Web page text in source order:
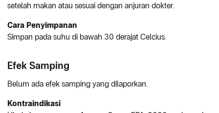
setelah makan atau sesuai dengan anjuran dokter.
Cara Penyimpanan
Simpan pada suhu di bawah 30 derajat Celcius.
Efek Samping
Belum ada efek samping yang dilaporkan.
Kontraindikasi